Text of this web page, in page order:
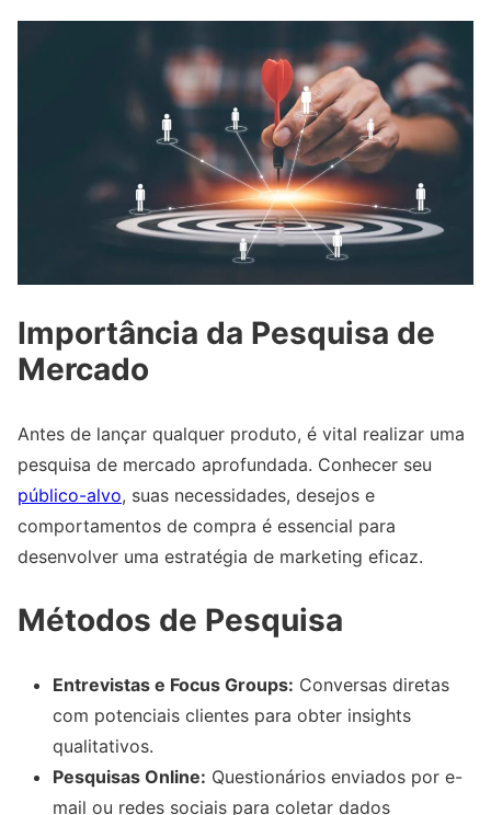
Importância da Pesquisa de
Mercado
Antes de lançar qualquer produto, é vital realizar uma
pesquisa de mercado aprofundada. Conhecer seu
público-alvo, suas necessidades, desejos e
comportamentos de compra é essencial para
desenvolver uma estratégia de marketing eficaz.
Métodos de Pesquisa
Entrevistas e Focus Groups: Conversas diretas
com potenciais clientes para obter insights
qualitativos.
Pesquisas Online: Questionários enviados por e-
mail ou redes sociais para coletar dados